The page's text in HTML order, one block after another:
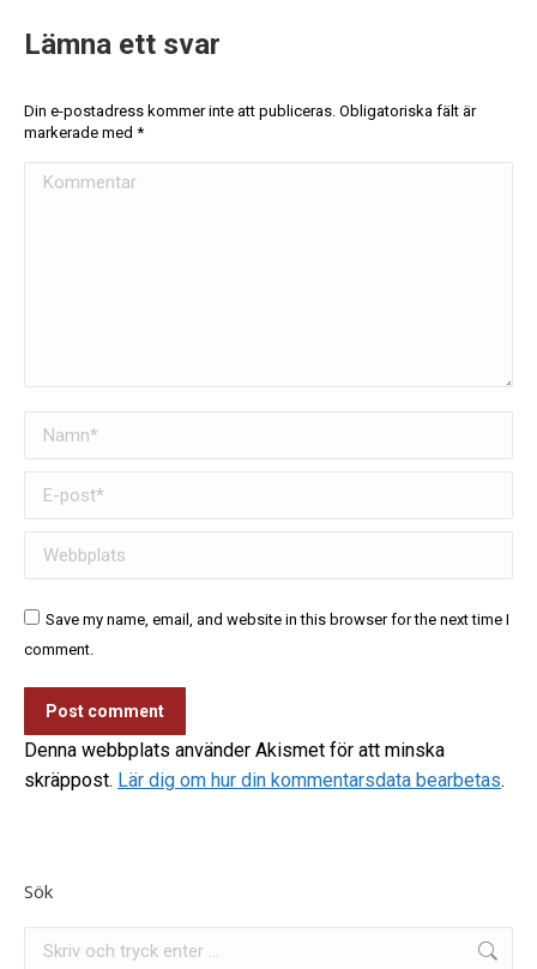
Lämna ett svar
Din e-postadress kommer inte att publiceras. Obligatoriska fält är
markerade med *
Kommentar
Namn *
E-post *
Webbplats
Save my name, email, and website in this browser for the next time I
comment.
Post comment
Denna webbplats använder Akismet för att minska
skräppost. Lär dig om hur din kommentarsdata bearbetas.
Sök